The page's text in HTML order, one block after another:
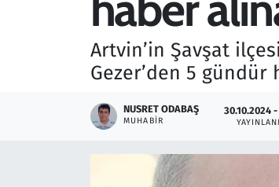
Artvin’in Şavşat
Gezer’den 5 gündür
NUSRET ODABAŞ
MUHABIR
30.10.2024 -
Teknoloji ve Bilim